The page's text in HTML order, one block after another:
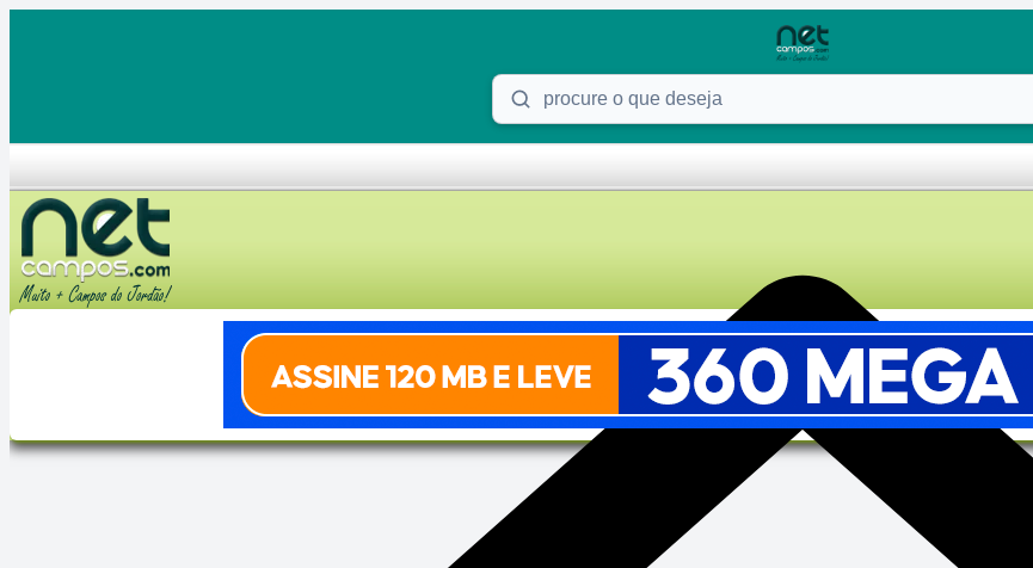
Procure o que deseja